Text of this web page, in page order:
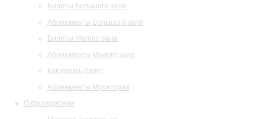
Билеты Большого зала
Абонементы Большого зала
Билеты Малого зала
Абонементы Малого зала
Как купить билет
Абонементы Музитория
О филармонии